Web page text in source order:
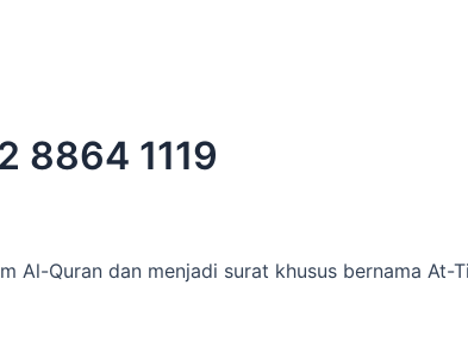
8864 1119
Al-Quran dan menjadi surat khusus bernama At-